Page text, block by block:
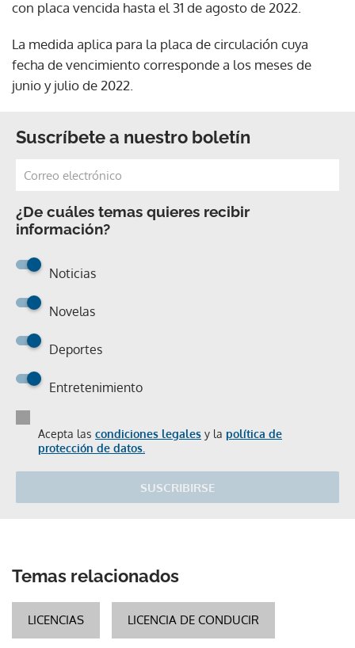
con placa vencida hasta el 31 de agosto de 2022.
La medida aplica para la placa de circulación cuya
fecha de vencimiento corresponde a los meses de
junio y julio de 2022.
Suscríbete a nuestro boletín
¿De cuáles temas quieres recibir
información?
Noticias
Novelas
Deportes
Entretenimiento
Acepta las condiciones legales y la política de
protección de datos.
SUSCRIBIRSE
Temas relacionados
LICENCIAS LICENCIA DE CONDUCIR